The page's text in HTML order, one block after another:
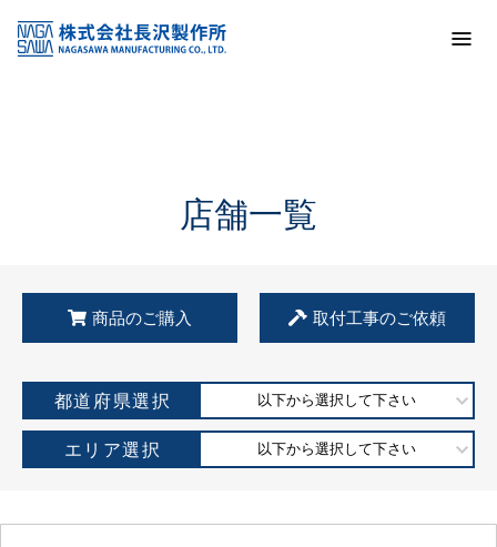
KSS加盟店・取扱店情報
店舗一覧
店舗一覧
商品のご購入 取付工事のご依頼
都道府県選択 以下から選択して下さい
エリア選択 以下から選択して下さい